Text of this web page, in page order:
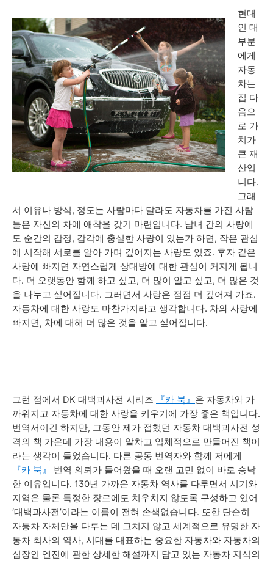
현대
인 대
부분
에게
자동
차는
집 다
음으
로 가
치가
큰 재
산입
니다.
그래
서 이유나 방식, 정도는 사람마다 달라도 자동차를 가진 사람
들은 자신의 차에 애착을 갖기 마련입니다. 남녀 간의 사랑에
도 순간의 감정, 감각에 충실한 사랑이 있는가 하면, 작은 관심
에 시작해 서로를 알아 가며 깊어지는 사랑도 있죠. 후자 같은
사랑에 빠지면 자연스럽게 상대방에 대한 관심이 커지게 됩니
다. 더 오랫동안 함께 하고 싶고, 더 많이 알고 싶고, 더 많은 것
을 나누고 싶어집니다. 그러면서 사랑은 점점 더 깊어져 가죠.
자동차에 대한 사랑도 마찬가지라고 생각합니다. 차와 사랑에
빠지면, 차에 대해 더 많은 것을 알고 싶어집니다.
그런 점에서 DK 대백과사전 시리즈 『카 북』 은 자동차와 가
까워지고 자동차에 대한 사랑을 키우기에 가장 좋은 책입니다.
번역서이긴 하지만, 그동안 제가 접했던 자동차 대백과사전 성
격의 책 가운데 가장 내용이 알차고 입체적으로 만들어진 책이
라는 생각이 들었습니다. 다른 공동 번역자와 함께 저에게
『카 북』
번역 의뢰가 들어왔을 때 오랜 고민 없이 바로 승낙
한 이유입니다. 130년 가까운 자동차 역사를 다루면서 시기와
지역은 물론 특정한 장르에도 치우치지 않도록 구성하고 있어
‘대백과사전’이라는 이름이 전혀 손색없습니다. 또한 단순히
자동차 자체만을 다루는 데 그치지 않고 세계적으로 유명한 자
동차 회사의 역사, 시대를 대표하는 중요한 자동차와 자동차의
심장인 엔진에 관한 상세한 해설까지 담고 있는 자동차 지식의